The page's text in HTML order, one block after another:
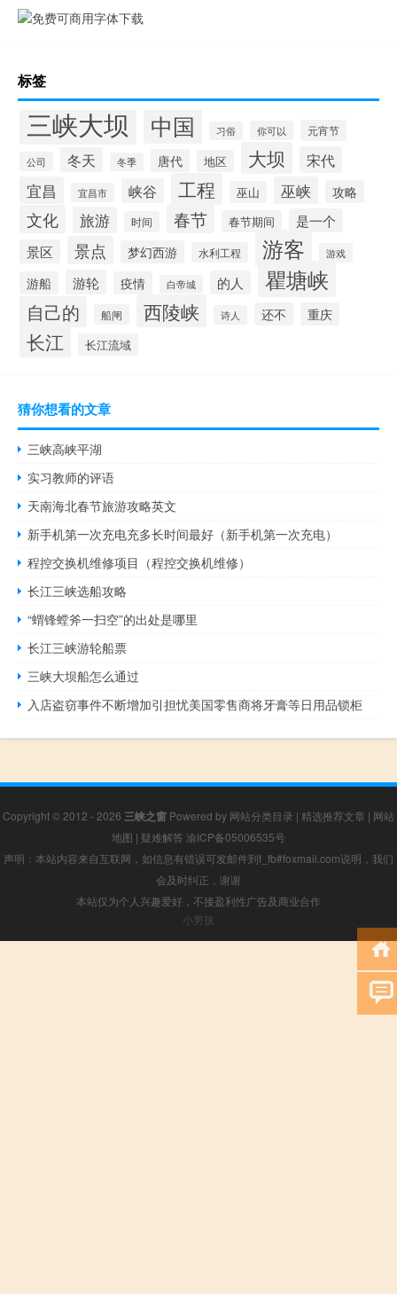
标签
三峡大坝 中国 习俗 你可以 元宵节
公司 冬天 冬季 唐代 地区 大坝 宋代
宜昌 宜昌市 峡谷 工程 巫山 巫峡 攻略
文化 旅游 时间 春节 春节期间
是一个
景区
景点 梦幻西游 水利工程 游客 游戏
游船 游轮 疫情 白帝城 的人 瞿塘峡
自己的 船闸 西陵峡 诗人 还不 重庆
长江 长江流域
猜你想看的文章
三峡高峡平湖
实习教师的评语
天南海北春节旅游攻略英文
新手机第一次充电充多长时间最好（新手机第一次充电）
程控交换机维修项目（程控交换机维修）
长江三峡选船攻略
“蝟锋螳斧一扫空”的出处是哪里
长江三峡游轮船票
三峡大坝船怎么通过
入店盗窃事件不断增加引担忧美国零售商将牙膏等日用品锁柜
Copyright © 2012 - 2026 三峡之窗 Powered by 网站分类目录 | 精选推荐文章 | 网站
地图 | 疑难解答 渝ICP备05006535号
声明：本站内容来自互联网，如信息有错误可发邮件到f_fb#foxmail.com说明，我们
会及时纠正，谢谢
本站仅为个人兴趣爱好，不接盈利性广告及商业合作
小男孩